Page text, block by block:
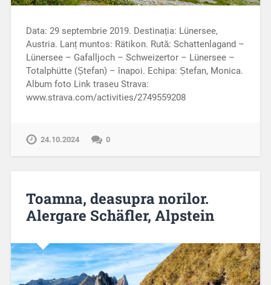
Data: 29 septembrie 2019. Destinația: Lünersee,
Austria. Lanț muntos: Rätikon. Rută: Schattenlagand –
Lünersee – Gafalljoch – Schweizertor – Lünersee –
Totalphütte (Ștefan) – înapoi. Echipa: Ștefan, Monica.
Album foto Link traseu Strava:
www.strava.com/activities/2749559208
24.10.2024 0
Toamna, deasupra norilor.
Alergare Schäfler, Alpstein